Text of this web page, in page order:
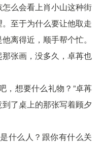
么会看上肖小山这种街
至于为什么要让他取走
离得近，顺手帮个忙。
张画，没多久，卓苒也
，想要什么礼物？”卓苒
了桌上的那张写着顾夕
什么人？跟你有什么关